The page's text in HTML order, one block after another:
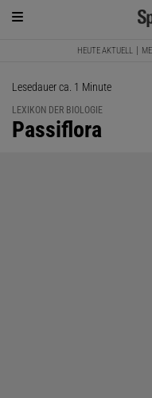
HEUTE AKTUELL
Lesedauer ca. 1 Minute
LEXIKON DER BIOLOGIE
:
Passiflora